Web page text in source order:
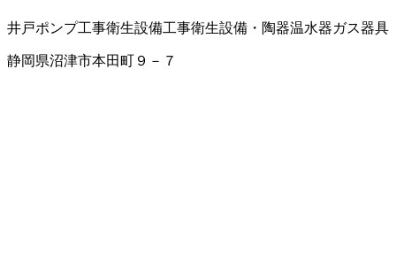
井戸ポンプ工事衛生設備工事衛生設備・陶器温水器ガス器具
静岡県沼津市本田町９－７